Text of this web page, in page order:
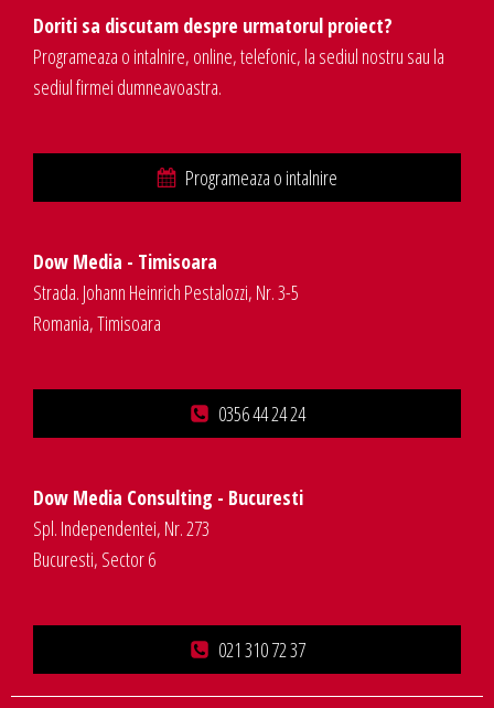
Doriti sa discutam despre urmatorul proiect?
Programeaza o intalnire, online, telefonic, la sediul nostru sau la
sediul firmei dumneavoastra.
Programeaza o intalnire
Dow Media - Timisoara
Strada. Johann Heinrich Pestalozzi, Nr. 3-5
Romania, Timisoara
0356 44 24 24
Dow Media Consulting - Bucuresti
Spl. Independentei, Nr. 273
Bucuresti, Sector 6
021 310 72 37